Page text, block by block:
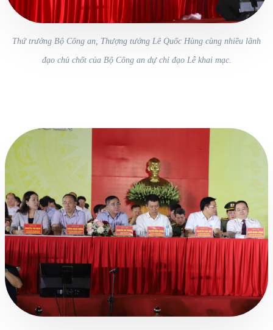
Thứ trưởng Bộ Công an, Thượng tướng Lê Quốc Hùng cùng nhiều lãnh
đạo chủ chốt của Bộ Công an dự chỉ đạo Lễ khai mạc.